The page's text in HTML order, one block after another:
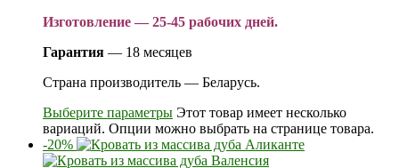
Изготовление — 25-45 рабочих дней.
Гарантия — 18 месяцев
Страна производитель — Беларусь.
Выберите параметры Этот товар имеет несколько
вариаций. Опции можно выбрать на странице товара.
-20%